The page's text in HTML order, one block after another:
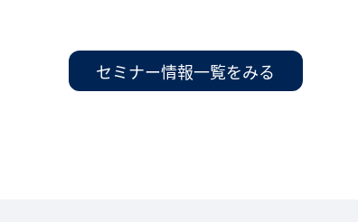
セミナー情報一覧をみる